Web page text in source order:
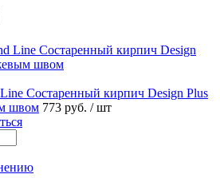
Состаренный кирпич Design Plus
швом 773 руб. / шт